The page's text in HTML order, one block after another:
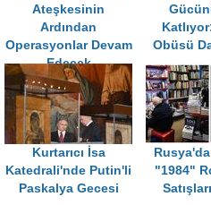
Ateşkesinin
Ardından
Operasyonlar Devam
Edecek
Obüsü
Kurtarıcı İsa
Katedrali'nde Putin'li
Paskalya Gecesi
"1984"